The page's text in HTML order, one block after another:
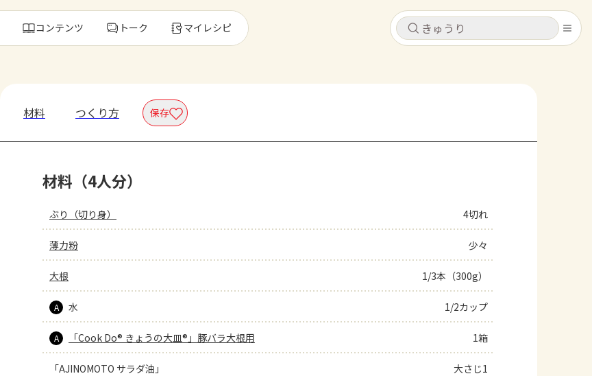
キャンセル
レシピ
トーク
よくあるお問い合わせ
キャンセル
コンテンツ トーク マイレシピ
材料 つくり方 保存
材料（4人分）
ぶり（切り身） 4切れ
薄力粉 少々
大根 1/3本（300g）
A 水 1/2カップ
A 「Cook Do® きょうの大皿®」豚バラ大根用 1箱
「AJINOMOTO サラダ油」 大さじ1